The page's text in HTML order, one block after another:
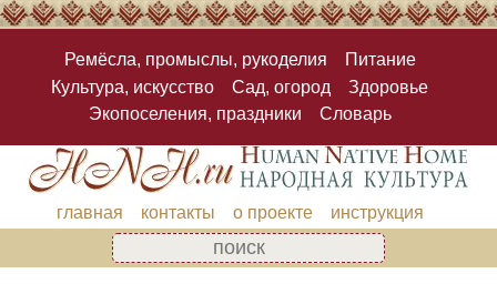
Ремёсла, промыслы, рукоделия
Питание
Культура, искусство
Сад, огород
Здоровье
Экопоселения, праздники
Словарь
главная контакты о проекте инструкция